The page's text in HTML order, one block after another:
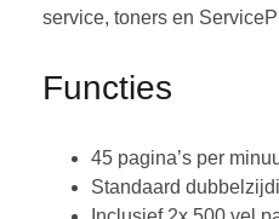
service, toners en
Functies
45 pagina’s per
Standaard